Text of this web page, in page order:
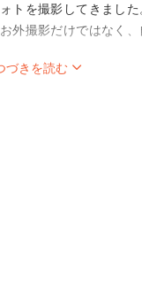
トを撮影してきました
外撮影だけではなく
たデコレーションや
づきを読む